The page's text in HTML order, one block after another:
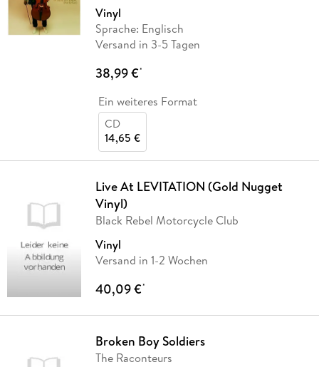
Vinyl
Sprache: Englisch
Versand in 3-5 Tagen
38,99 €*
Ein weiteres Format
CD
14,65 €
Live At LEVITATION (Gold Nugget
Vinyl)
Black Rebel Motorcycle Club
Vinyl
Versand in 1-2 Wochen
40,09 €*
Broken Boy Soldiers
The Raconteurs